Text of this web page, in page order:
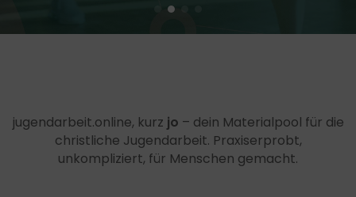
jugendarbeit.online, kurz jo – dein Materialpool für die
christliche Jugendarbeit. Praxiserprobt,
unkompliziert, für Menschen gemacht.